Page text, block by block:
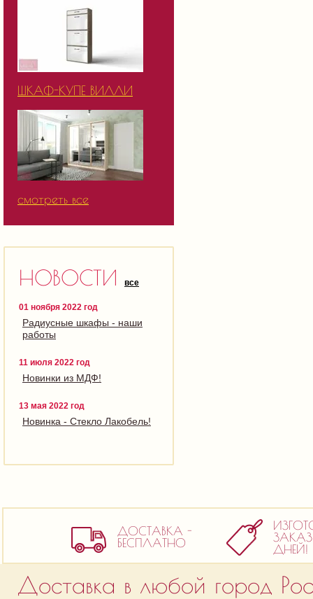
ШКАФ-КУПЕ ВИЛЛИ
смотреть все
НОВОСТИ все
01 ноября 2022 год
Радиусные шкафы - наши
работы
11 июля 2022 год
Новинки из МДФ!
13 мая 2022 год
Новинка - Стекло Лакобель!
ДОСТАВКА -
БЕСПЛАТНО
ДНЕЙ!
Доставка в любой город